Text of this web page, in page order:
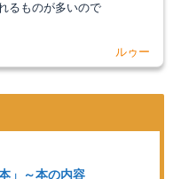
るものが多いので
ルゥー
」～本の内容